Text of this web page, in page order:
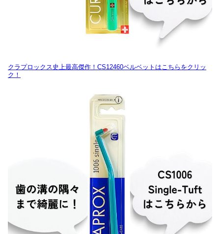
クラプロックス史上最高傑作！CS12460ベルベットはこちらをクリッ
ク！